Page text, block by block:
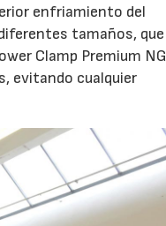
enfriamiento del
tamaños, que
Clamp Premium NG
evitando cualquier